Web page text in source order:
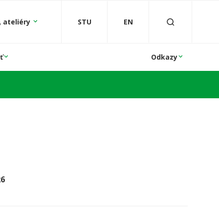
ateliéry STU EN
Odkazy